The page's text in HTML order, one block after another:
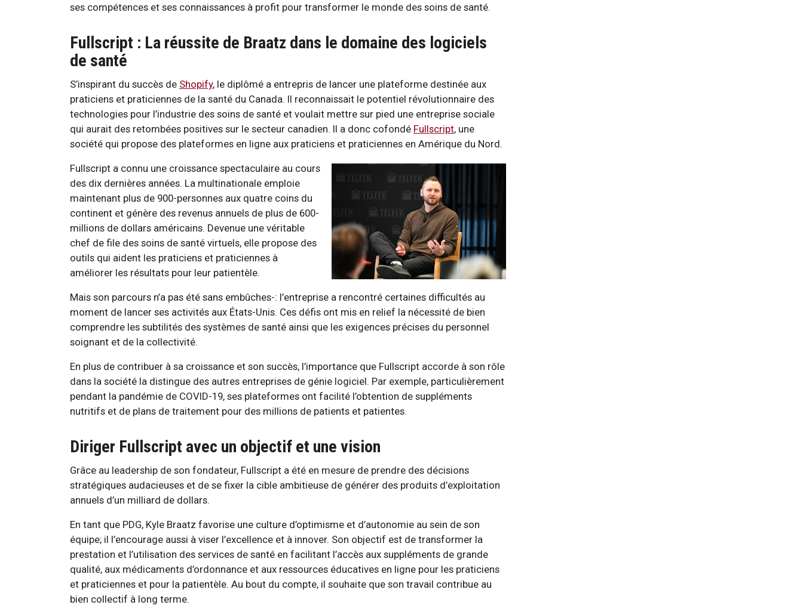
ses compétences et ses connaissances à profit pour transformer le monde des soins de santé.
Fullscript : La réussite de Braatz dans le domaine des logiciels
de santé
S’inspirant du succès de Shopify, le diplômé a entrepris de lancer une plateforme destinée aux
praticiens et praticiennes de la santé du Canada. Il reconnaissait le potentiel révolutionnaire des
technologies pour l’industrie des soins de santé et voulait mettre sur pied une entreprise sociale
qui aurait des retombées positives sur le secteur canadien. Il a donc cofondé Fullscript, une
société qui propose des plateformes en ligne aux praticiens et praticiennes en Amérique du Nord.
Fullscript a connu une croissance spectaculaire au cours
des dix dernières années. La multinationale emploie
maintenant plus de 900-personnes aux quatre coins du
continent et génère des revenus annuels de plus de 600-
millions de dollars américains. Devenue une véritable
chef de file des soins de santé virtuels, elle propose des
outils qui aident les praticiens et praticiennes à
améliorer les résultats pour leur patientèle.
Mais son parcours n’a pas été sans embûches-: l’entreprise a rencontré certaines difficultés au
moment de lancer ses activités aux États-Unis. Ces défis ont mis en relief la nécessité de bien
comprendre les subtilités des systèmes de santé ainsi que les exigences précises du personnel
soignant et de la collectivité.
En plus de contribuer à sa croissance et son succès, l’importance que Fullscript accorde à son rôle
dans la société la distingue des autres entreprises de génie logiciel. Par exemple, particulièrement
pendant la pandémie de COVID-19, ses plateformes ont facilité l’obtention de suppléments
nutritifs et de plans de traitement pour des millions de patients et patientes.
Diriger Fullscript avec un objectif et une vision
Grâce au leadership de son fondateur, Fullscript a été en mesure de prendre des décisions
stratégiques audacieuses et de se fixer la cible ambitieuse de générer des produits d’exploitation
annuels d’un milliard de dollars.
En tant que PDG, Kyle Braatz favorise une culture d’optimisme et d’autonomie au sein de son
équipe; il l’encourage aussi à viser l’excellence et à innover. Son objectif est de transformer la
prestation et l’utilisation des services de santé en facilitant l’accès aux suppléments de grande
qualité, aux médicaments d’ordonnance et aux ressources éducatives en ligne pour les praticiens
et praticiennes et pour la patientèle. Au bout du compte, il souhaite que son travail contribue au
bien collectif à long terme.